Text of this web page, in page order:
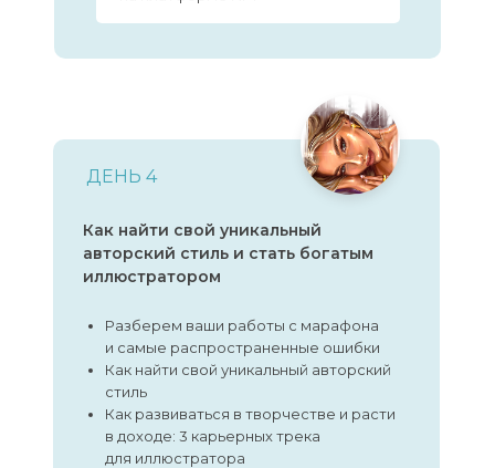
ДЕНЬ 4
Как найти свой уникальный
авторский стиль и стать богатым
иллюстратором
Разберем ваши работы с марафона
и самые распространенные ошибки
Как найти свой уникальный авторский
стиль
Как развиваться в творчестве и расти
в доходе: 3 карьерных трека
для иллюстратора